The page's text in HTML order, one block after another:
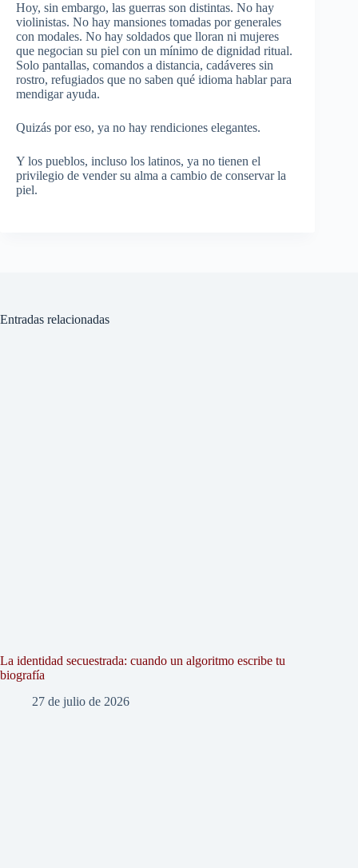
Hoy, sin embargo, las guerras son distintas. No hay
violinistas. No hay mansiones tomadas por generales
con modales. No hay soldados que lloran ni mujeres
que negocian su piel con un mínimo de dignidad ritual.
Solo pantallas, comandos a distancia, cadáveres sin
rostro, refugiados que no saben qué idioma hablar para
mendigar ayuda.
Quizás por eso, ya no hay rendiciones elegantes.
Y los pueblos, incluso los latinos, ya no tienen el
privilegio de vender su alma a cambio de conservar la
piel.
Entradas relacionadas
La identidad secuestrada: cuando un algoritmo escribe tu
biografía
27 de julio de 2026